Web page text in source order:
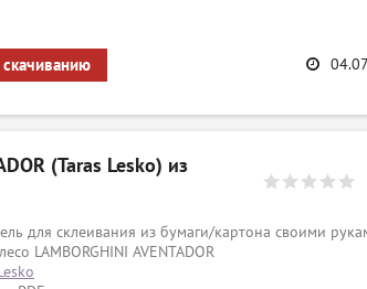
(Taras Lesko) из
для склеивания из бумаги/картона своими
LAMBORGHINI AVENTADOR